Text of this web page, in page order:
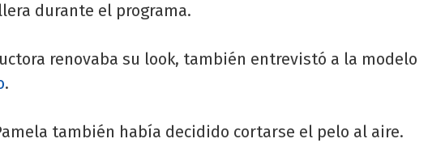
durante el programa.
renovaba su look, también entrevistó a la modelo
.
también había decidido cortarse el pelo al aire.